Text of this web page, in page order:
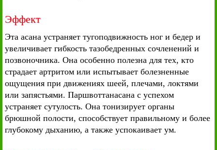
Эффект
Эта асана устраняет тугоподвижность ног и бедер и
увеличивает гибкость тазобедренных сочленений и
позвоночника. Она особенно полезна для тех, кто
страдает артритом или испытывает болезненные
ощущения при движениях шеей, плечами, локтями
или запястьями. Паршвоттанасана с успехом
устраняет сутулость. Она тонизирует органы
брюшной полости, способствует правильному и более
глубокому дыханию, а также успокаивает ум.